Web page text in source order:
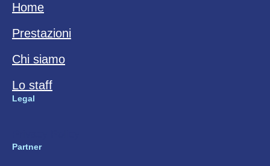
Home
Prestazioni
Chi siamo
Lo staff
Legal
Partner